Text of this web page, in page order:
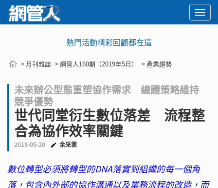
熱門活動精彩回顧都在這
> 月刊雜誌 > 網管人160期（2019年5月） > 產業趨勢
未來辦公型態重塑協作需求 總體策略維持
競爭優勢
世代同堂衍生數位落差 流程整
合為協作效率關鍵
2019-05-20 余采霏
數位轉型必須將轉型的DNA落實到組織的每一個角
落，包含內外部的協作溝通以及業務流程的改造，而